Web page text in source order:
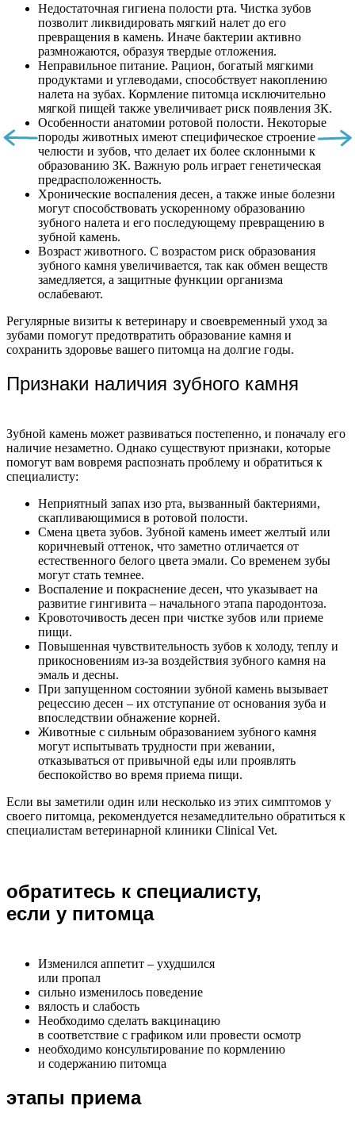
Недостаточная гигиена полости рта. Чистка зубов
позволит ликвидировать мягкий налет до его
превращения в камень. Иначе бактерии активно
размножаются, образуя твердые отложения.
Неправильное питание. Рацион, богатый мягкими
продуктами и углеводами, способствует накоплению
налета на зубах. Кормление питомца исключительно
мягкой пищей также увеличивает риск появления ЗК.
Особенности анатомии ротовой полости. Некоторые
породы животных имеют специфическое строение
челюсти и зубов, что делает их более склонными к
образованию ЗК. Важную роль играет генетическая
предрасположенность.
Хронические воспаления десен, а также иные болезни
могут способствовать ускоренному образованию
зубного налета и его последующему превращению в
зубной камень.
Возраст животного. С возрастом риск образования
зубного камня увеличивается, так как обмен веществ
замедляется, а защитные функции организма
ослабевают.
Регулярные визиты к ветеринару и своевременный уход за
зубами помогут предотвратить образование камня и
сохранить здоровье вашего питомца на долгие годы.
Признаки наличия зубного камня
Зубной камень может развиваться постепенно, и поначалу его
наличие незаметно. Однако существуют признаки, которые
помогут вам вовремя распознать проблему и обратиться к
специалисту:
Неприятный запах изо рта, вызванный бактериями,
скапливающимися в ротовой полости.
Смена цвета зубов. Зубной камень имеет желтый или
коричневый оттенок, что заметно отличается от
естественного белого цвета эмали. Со временем зубы
могут стать темнее.
Воспаление и покраснение десен, что указывает на
развитие гингивита – начального этапа пародонтоза.
Кровоточивость десен при чистке зубов или приеме
пищи.
Повышенная чувствительность зубов к холоду, теплу и
прикосновениям из-за воздействия зубного камня на
эмаль и десны.
При запущенном состоянии зубной камень вызывает
рецессию десен – их отступание от основания зуба и
впоследствии обнажение корней.
Животные с сильным образованием зубного камня
могут испытывать трудности при жевании,
отказываться от привычной еды или проявлять
беспокойство во время приема пищи.
Если вы заметили один или несколько из этих симптомов у
своего питомца, рекомендуется незамедлительно обратиться к
специалистам ветеринарной клиники Clinical Vet.
обратитесь к специалисту,
если у питомца
Изменился аппетит – ухудшился
или пропал
сильно изменилось поведение
вялость и слабость
Необходимо сделать вакцинацию
в соответствие с графиком или провести осмотр
необходимо консультирование по кормлению
и содержанию питомца
этапы приема